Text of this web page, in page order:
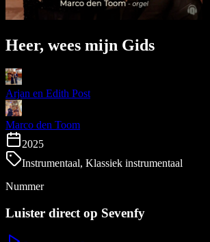
Heer, wees mijn Gids
Arjan en Edith Post
Marco den Toom
2025
Instrumentaal, Klassiek instrumentaal
Nummer
Luister direct op Sevenfy